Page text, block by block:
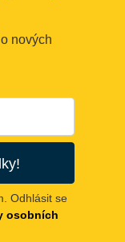
o nových
Odhlásit se
osobních